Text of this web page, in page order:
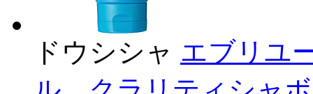
ドウシシャ エブリユ